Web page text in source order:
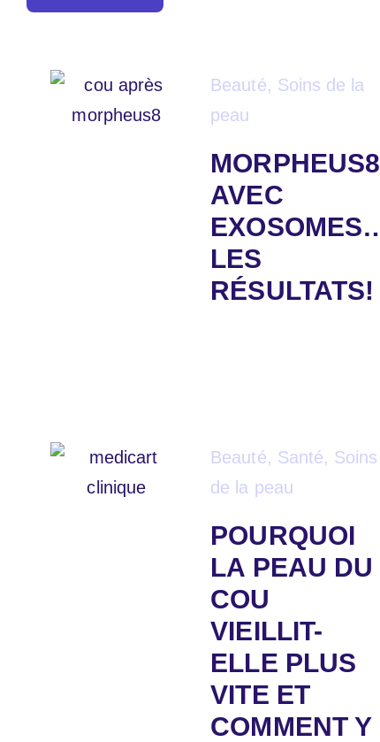
Beauté, Soins de la
peau
MORPHEUS8
AVEC
EXOSOMES…
LES
RÉSULTATS!
Beauté, Santé, Soins
de la peau
POURQUOI
LA PEAU DU
COU
VIEILLIT-
ELLE PLUS
VITE ET
COMMENT Y